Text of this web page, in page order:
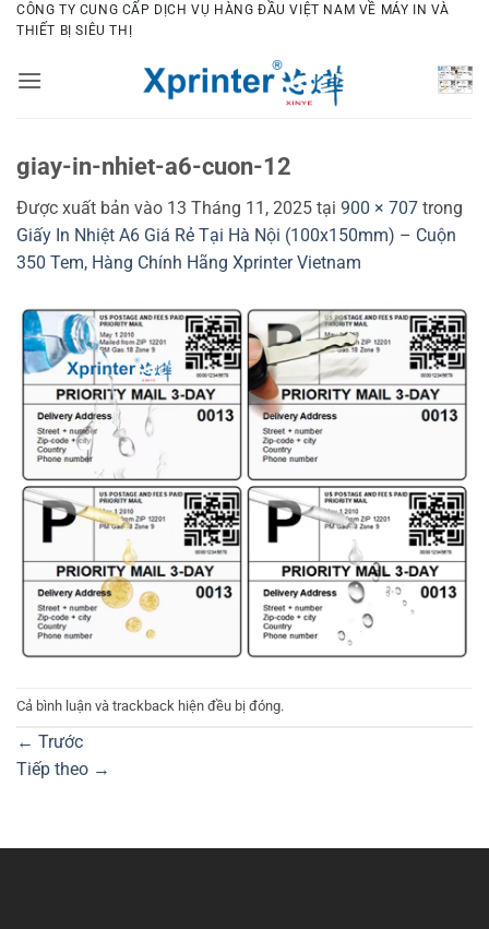
Bỏ
qua
dung
CÔNG TY CUNG CẤP DỊCH VỤ HÀNG ĐẦU VIỆT NAM VỀ MÁY IN VÀ
THIẾT BỊ SIÊU THỊ
giay-in-nhiet-a6-cuon-12
Được xuất bản vào 13 Tháng 11, 2025 tại 900 × 707 trong
Giấy In Nhiệt A6 Giá Rẻ Tại Hà Nội (100x150mm) – Cuộn
350 Tem, Hàng Chính Hãng Xprinter Vietnam
Cả bình luận và trackback hiện đều bị đóng.
← Trước
Tiếp theo →